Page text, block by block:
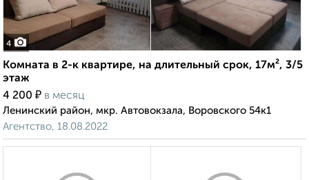
4
Комната в 2-к квартире, на длительный срок, 17м², 3/5
этаж
4 200 ₽ в месяц
Ленинский район, мкр. Автовокзала, Воровского 54к1
Агентство, 18.08.2022